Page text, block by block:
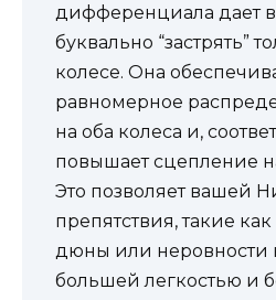
дифференциала дает
буквально “застрять”
колесе. Она
равномерное
на оба колеса и,
повышает сцепление
Это позволяет вашей
препятствия, такие
дюны или неровности
большей легкостью и